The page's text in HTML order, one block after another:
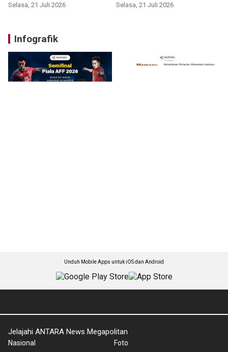
Selasa, 21 Juli 2026 Selasa, 21 Juli 2026
Infografik
Unduh Mobile Apps untuk iOS dan Android
Jelajahi ANTARA News Megapolitan
Nasional
Foto